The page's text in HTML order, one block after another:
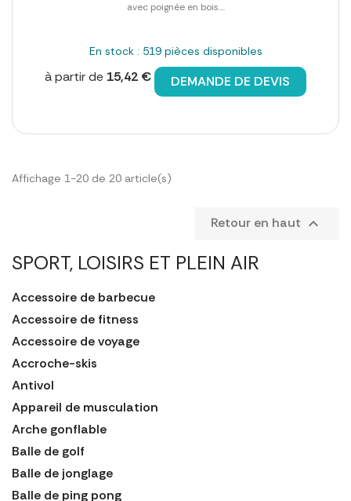
SPORT, LOISIRS ET PLEIN AIR
Accessoire de barbecue
Accessoire de fitness
Accessoire de voyage
Accroche-skis
Antivol
Appareil de musculation
Arche gonflable
Balle de golf
Balle de jonglage
Balle de ping pong
avec poignée en bois....
En stock : 519 pièces disponibles
à partir de 15,42 € DEMANDE DE DEVIS
Affichage 1-20 de 20 article(s)
Retour en haut 